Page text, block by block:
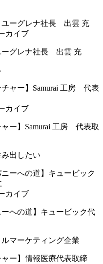
カイブ
ーグレナ社長 出雲 充
カイブ
ャー】Samurai 工房 代表取
出したい
カイブ
ーへの道】キュービック代
マーケティング企業